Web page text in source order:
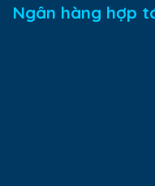
Ngân hàng hợp